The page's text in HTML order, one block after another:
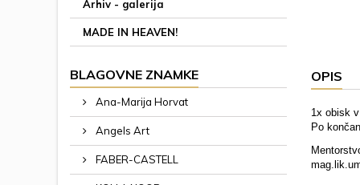
Arhiv - galerija
MADE IN HEAVEN!
BLAGOVNE ZNAMKE
Ana-Marija Horvat
Angels Art
FABER-CASTELL
OPIS
1x obisk
Po